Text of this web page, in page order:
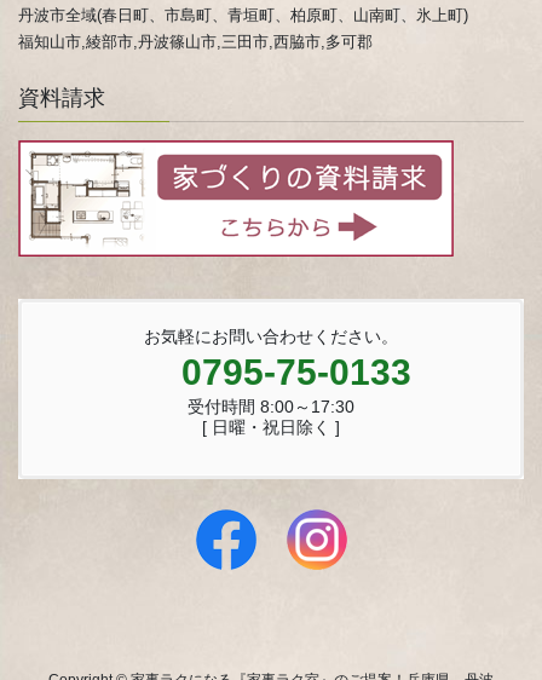
丹波市全域(春日町、市島町、青垣町、柏原町、山南町、氷上町)
福知山市,綾部市,丹波篠山市,三田市,西脇市,多可郡
資料請求
お気軽にお問い合わせください。
0795-75-0133
受付時間 8:00～17:30
[ 日曜・祝日除く ]